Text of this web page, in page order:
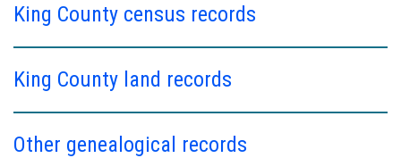
King County census records
King County land records
Other genealogical records